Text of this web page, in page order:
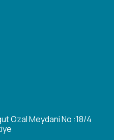
Ozal Meydani No :18/4